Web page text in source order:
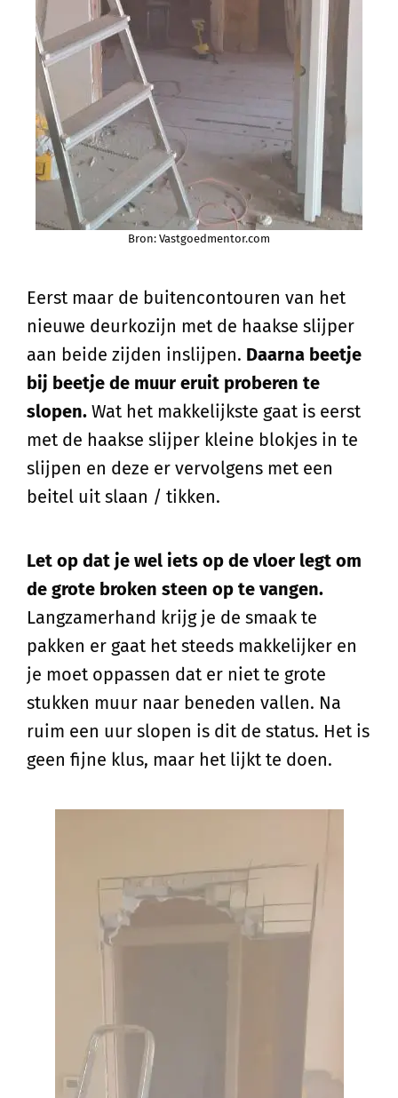
Bron: Vastgoedmentor.com
Eerst maar de buitencontouren van het
nieuwe deurkozijn met de haakse slijper
aan beide zijden inslijpen. Daarna beetje
bij beetje de muur eruit proberen te
slopen. Wat het makkelijkste gaat is eerst
met de haakse slijper kleine blokjes in te
slijpen en deze er vervolgens met een
beitel uit slaan / tikken.
Let op dat je wel iets op de vloer legt om
de grote broken steen op te vangen.
Langzamerhand krijg je de smaak te
pakken er gaat het steeds makkelijker en
je moet oppassen dat er niet te grote
stukken muur naar beneden vallen. Na
ruim een uur slopen is dit de status. Het is
geen fijne klus, maar het lijkt te doen.